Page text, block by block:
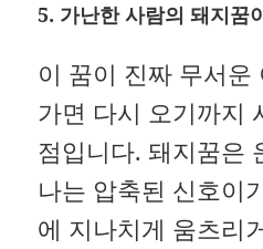
5. 가난한 사람의 돼지꿈
이 꿈이 진짜 무서
가면 다시 오기까지
점입니다. 돼지꿈은
나는 압축된 신호이
에 지나치게 움츠리